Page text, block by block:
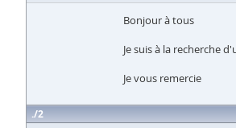
Bonjour à tous
Je suis à la recherche
Je vous remercie
2